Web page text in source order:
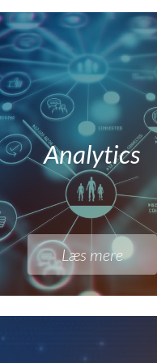
Analytics
Læs mere